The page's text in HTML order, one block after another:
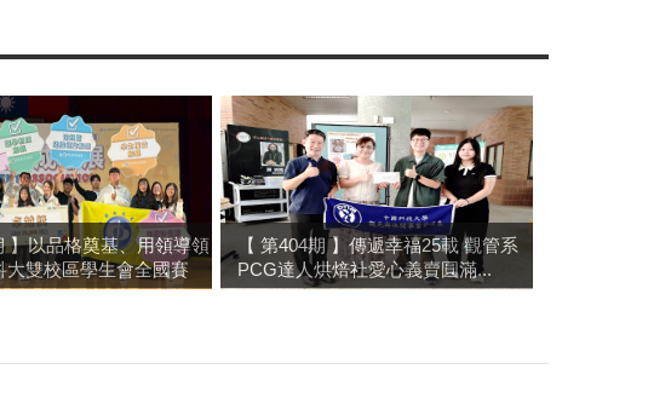
】以品格奠基、用領導領
大雙校區學生會全國賽
【 第404期 】傳遞幸福25載 觀管系
PCG達人烘焙社愛心義賣圓滿...